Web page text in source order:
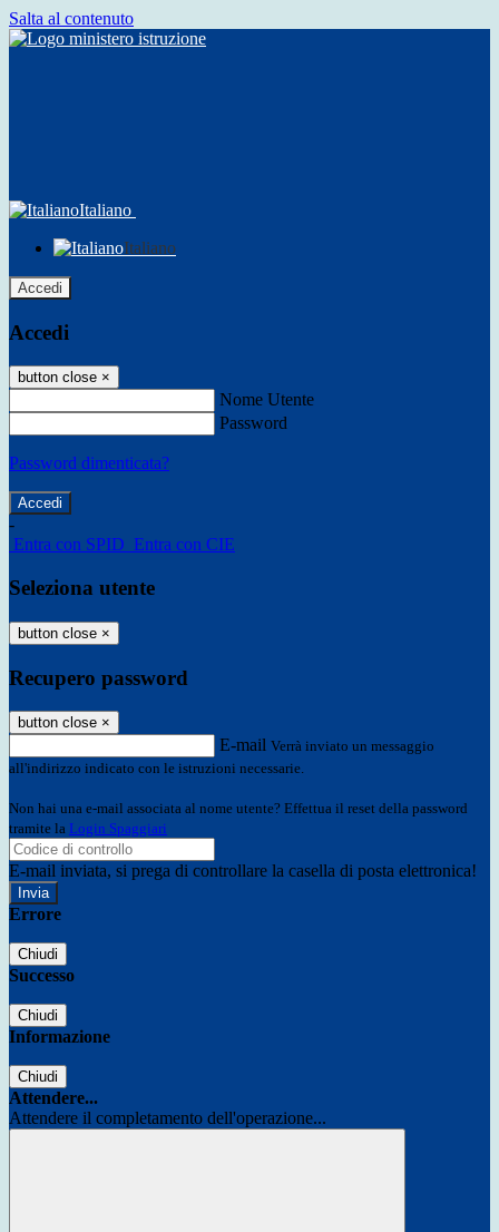
Salta al contenuto
Italiano
Italiano
Accedi
Accedi
button close ×
Nome Utente
Password
Password dimenticata?
-
Entra con SPID Entra con CIE
Seleziona utente
button close ×
Recupero password
button close ×
E-mail Verrà inviato un messaggio
all'indirizzo indicato con le istruzioni necessarie.
Non hai una e-mail associata al nome utente? Effettua il reset della password
tramite la Login Spaggiari
E-mail inviata, si prega di controllare la casella di posta elettronica!
Errore
Chiudi
Successo
Chiudi
Informazione
Chiudi
Attendere...
Attendere il completamento dell'operazione...